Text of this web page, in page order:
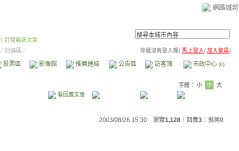
網路城邦
訂閱最新文章
／討論區／ 你還沒有登入喔( 馬上登入/ 加入會員)
投票區 影像館 推薦連結 公告區 訪客簿 市政中心 (0)
字體： 小 中
大
看回應文章
2003/08/26 15:30 瀏覽1,128 ｜回應3 推薦0